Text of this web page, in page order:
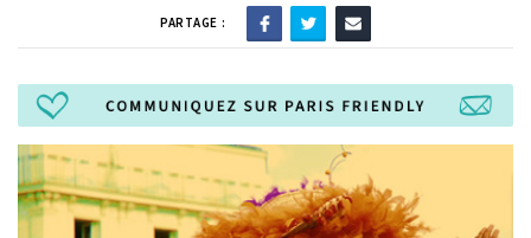
PARTAGE :